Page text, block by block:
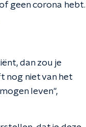
geen corona hebt.
dan zou je
nog niet van het
leven",